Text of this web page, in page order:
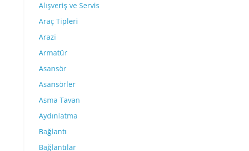
Alışveriş ve Servis
Araç Tipleri
Arazi
Armatür
Asansör
Asansörler
Asma Tavan
Aydınlatma
Bağlantı
Bağlantılar